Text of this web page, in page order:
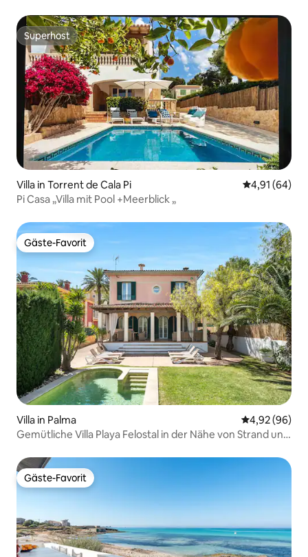
Superhost
Superhost
Villa in Torrent de Cala Pi
4,91 (64)
Pi Casa „Villa mit Pool +Meerblick „
Gäste-Favorit
Gäste-Favorit
Villa in Palma
4,92 (96)
Gemütliche Villa Playa Felostal in der Nähe von Strand und
Gäste-Favorit
Gäste-Favorit